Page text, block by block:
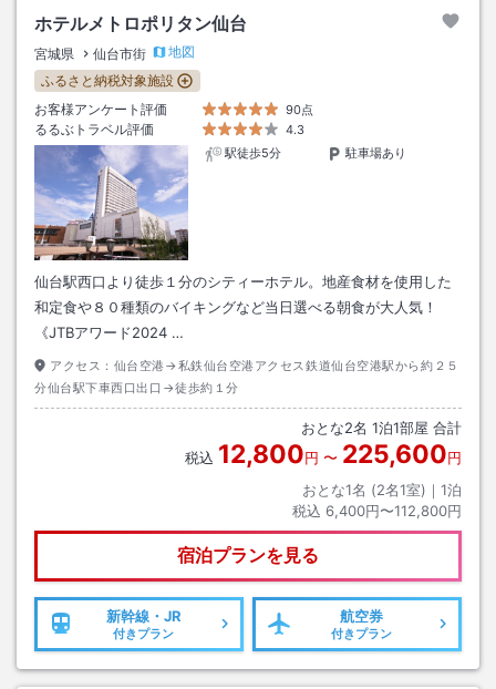
ホテルメトロポリタン仙台
宮城県 仙台市街
地図
ふるさと納税対象施設
お客様アンケート評価
90点
るるぶトラベル評価
4.3
駅徒歩5分
駐車場あり
仙台駅西口より徒歩１分のシティーホテル。地産食材を使用した
和定食や８０種類のバイキングなど当日選べる朝食が大人気！
《JTBアワード2024 …
アクセス： 仙台空港→私鉄仙台空港アクセス鉄道仙台空港駅から約２５
分仙台駅下車西口出口→徒歩約１分
おとな2名 1泊1部屋 合計
税込 12,800円 〜 225,600円
おとな1名 (2名1室)｜ 1泊
税込 6,400円〜112,800円
宿泊プランを見る
新幹線・JR
付きプラン
航空券
付きプラン